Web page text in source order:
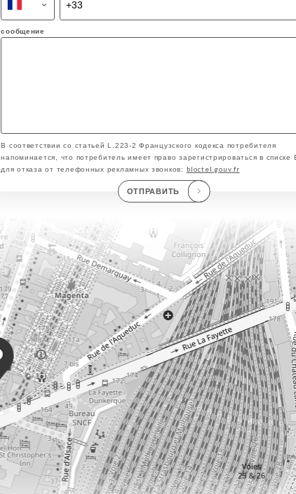
сообщение
В соответствии со статьей L.223-2 Французского кодекса потребителя
напоминается, что потребитель имеет право зарегистрироваться в списке
для отказа от телефонных рекламных звонков:
bloctel.gouv.fr
ОТПРАВИТЬ